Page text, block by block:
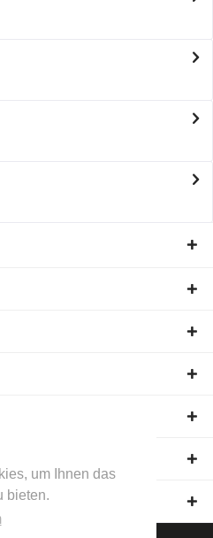
um Ihnen das
bieten.